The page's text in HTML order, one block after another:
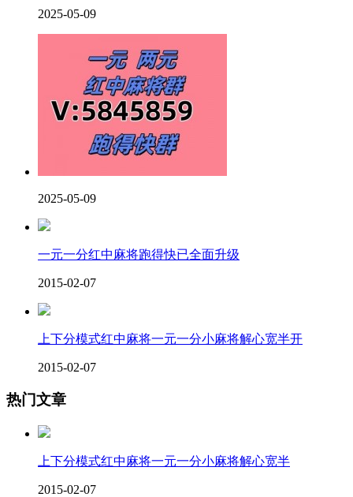
2025-05-09
2025-05-09
一元一分红中麻将跑得快已全面升级
2015-02-07
上下分模式红中麻将一元一分小麻将解心宽半开
2015-02-07
热门文章
上下分模式红中麻将一元一分小麻将解心宽半
2015-02-07